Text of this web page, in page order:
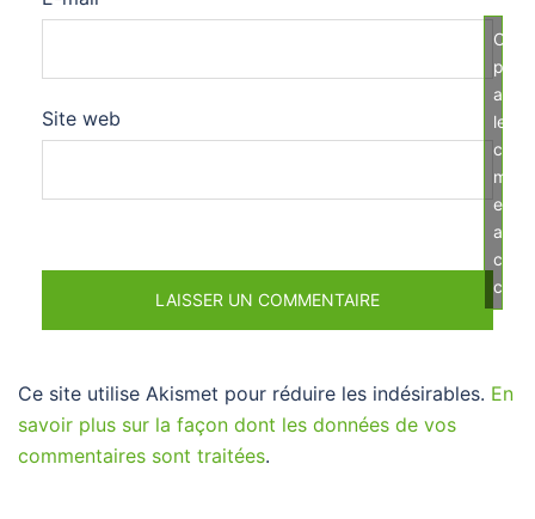
Site web
pour
les
et
ce
Ce site utilise Akismet pour réduire les indésirables. En
savoir plus sur la façon dont les données de vos
commentaires sont traitées.